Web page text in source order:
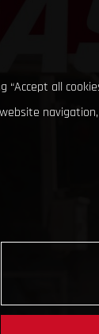
“Accept all